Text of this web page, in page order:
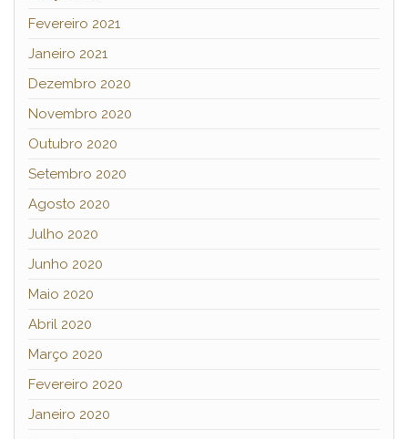
Fevereiro 2021
Janeiro 2021
Dezembro 2020
Novembro 2020
Outubro 2020
Setembro 2020
Agosto 2020
Julho 2020
Junho 2020
Maio 2020
Abril 2020
Março 2020
Fevereiro 2020
Janeiro 2020